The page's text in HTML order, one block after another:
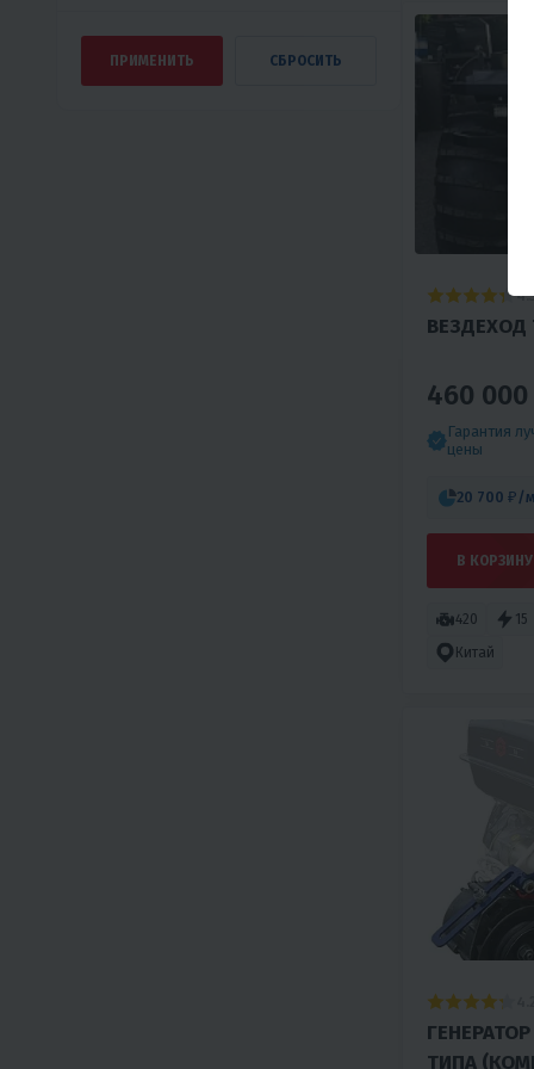
ВЕЗДЕХОД
460 000
Гарантия
цены
20 700 ₽ /
В КОРЗИНУ
420 15
Китай
ТИПА